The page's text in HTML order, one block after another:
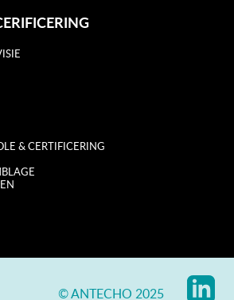
& CERTIFICERING
© ANTECHO 2025